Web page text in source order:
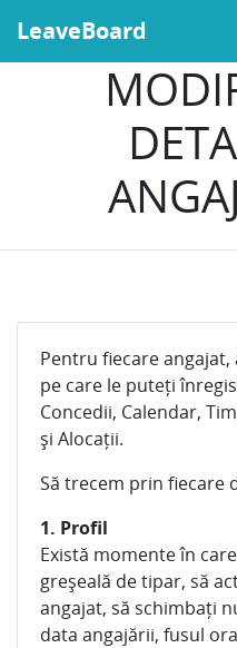
LeaveBoard
Pentru fiecare
pe care le puteți
Concedii, Calendar,
și Alocații.
Să trecem prin fiecare
1. Profil
Există momente în
greșeală de tipar, să
angajat, să schimbați
data angajării, fusul